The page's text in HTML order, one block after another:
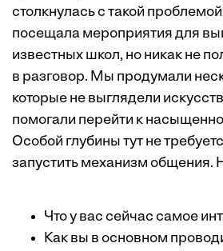
столкнулась с такой
посещала мероприятия для
известных школ, но никак не
в разговор. Мы продумали
которые не выглядели
помогали перейти к
Особой глубины тут не
запустить механизм общения.
Что у вас сейчас самое
Как вы в основном